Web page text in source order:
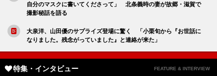
自分のマスクに書いてくださって」 北条義時の妻が故郷・滋賀で
撮影秘話を語る
大泉洋、山田優のサプライズ登場に驚く 「小栗旬から『お世話に
なりました。残念がっていました』と連絡が来た」
特集・インタビュー FEATURE & INTERVIEW